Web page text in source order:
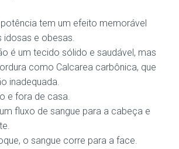
tem um efeito memorável
idosas e obesas.
é um tecido sólido e saudável, mas
como Calcarea carbônica, que
inadequada.
e fora de casa.
fluxo de sangue para a cabeça e
o sangue corre para a face.